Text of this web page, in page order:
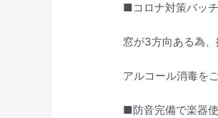
■コロナ対策バッ
窓が3方向ある為、
アルコール消毒を
■防音完備で楽器